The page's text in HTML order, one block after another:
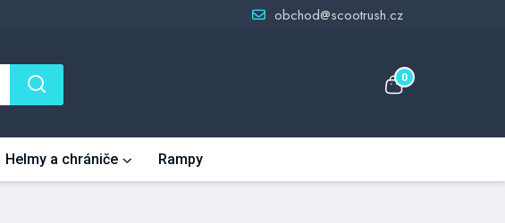
obchod@scootrush.cz
0
Helmy a chrániče Rampy